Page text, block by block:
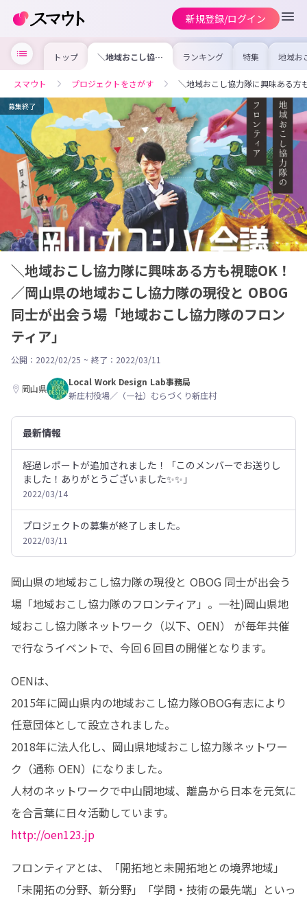
新規登録/ログイン
トップ ＼地域おこし協力
隊に興味ある方も
県の地域おこし協
力隊の現役と
OBOG 同士が出
会う場「地域おこ
し協力隊のフロン
ティア」
ランキング 特集 地域お
の求
を集め
事内容
を比較
合った
けよう
スマウト プロジェクトをさがす ＼地域おこし協力隊に興味ある方
募集終了
＼地域おこし協力隊に興味ある方も視聴OK！
／岡山県の地域おこし協力隊の現役と OBOG
同士が出会う場「地域おこし協力隊のフロン
ティア」
公開：2022/02/25 ~ 終了：2022/03/11
岡山県
Local Work Design Lab事務局
新庄村役場／（一社）むらづくり新庄村
最新情報
経過レポートが追加されました！「このメンバーでお送りし
ました！ありがとうございました✨✨」
2022/03/14
プロジェクトの募集が終了しました。
2022/03/11
岡山県の地域おこし協力隊の現役と OBOG 同士が出会う
場「地域おこし協力隊のフロンティア」。一社)岡山県地
域おこし協力隊ネットワーク（以下、OEN） が毎年共催
で行なうイベントで、今回６回目の開催となります。
OENは、
2015年に岡山県内の地域おこし協力隊OBOG有志により
任意団体として設立されました。
2018年に法人化し、岡山県地域おこし協力隊ネットワー
ク（通称 OEN）になりました。
人材のネットワークで中山間地域、離島から日本を元気に
http://oen123.jp
フロンティアとは、「開拓地と未開拓地との境界地域」
「未開拓の分野、新分野」「学問・技術の最先端」といっ